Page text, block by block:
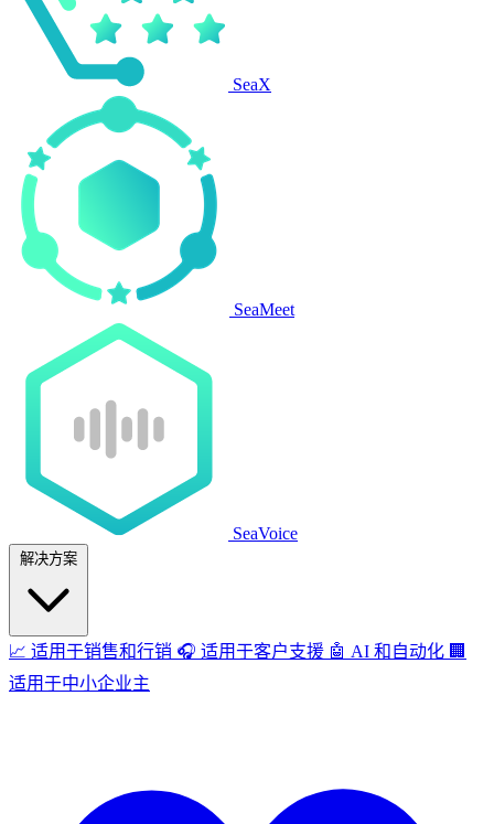
SeaX
SeaMeet
SeaVoice
解决方案
📈 适用于销售和行销 🎧 适用于客户支援 🤖 AI 和自动化 🏢
适用于中小企业主